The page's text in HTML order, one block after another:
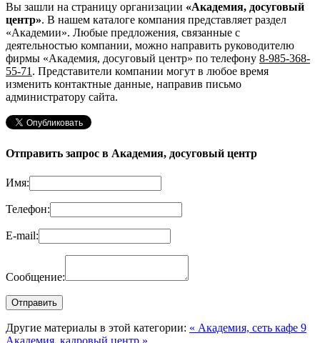
Вы зашли на страницу организации «Академия, досуговый
центр». В нашем каталоге компания представляет раздел
«Академии». Любые предложения, связанные с
деятельностью компании, можно направить руководителю
фирмы «Академия, досуговый центр» по телефону 8-985-368-
55-71 . Представители компании могут в любое время
изменить контактные данные, направив письмо
администратору сайта.
Отправить запрос в Академия, досуговый центр
Имя:
Телефон:
E-mail:
Сообщение:
Другие материалы в этой категории: « Академия, сеть кафе 9
Академия, кадровый центр »